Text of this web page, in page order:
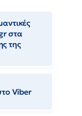
στα
της
Viber